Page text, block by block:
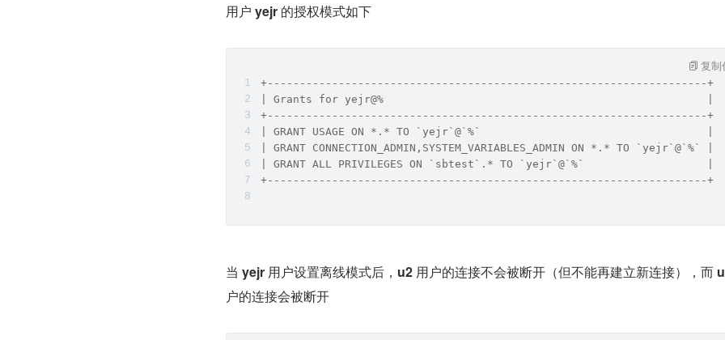
用户 yejr 的授权模式如下
+--------------------------------------------------------------------+
| Grants for yejr@%                                                  |
+--------------------------------------------------------------------+
| GRANT USAGE ON *.* TO `yejr`@`%`                                   |
| GRANT CONNECTION_ADMIN,SYSTEM_VARIABLES_ADMIN ON *.* TO `yejr`@`%` |
| GRANT ALL PRIVILEGES ON `sbtest`.* TO `yejr`@`%`                   |
+--------------------------------------------------------------------+
复制
当 yejr 用户设置离线模式后， u2 用户的连接不会被断开（但不能再建立新连接），而
户的连接会被断开